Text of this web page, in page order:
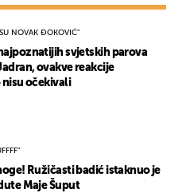
NOVAK ĐOKOVIĆ"
svjetskih parova
ovakve reakcije
očekivali
Ružičasti badić istaknuo je
Maje Šuput